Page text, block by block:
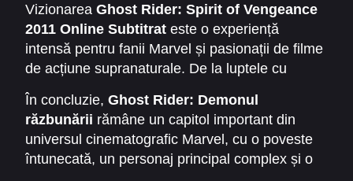
întunericului. Această complexitate transformă
filmul într-o poveste captivantă despre lupta
interioară și căutarea speranței.
Vizionarea Ghost Rider: Spirit of Vengeance
2011 Online Subtitrat este o experiență
intensă pentru fanii Marvel și pasionații de filme
de acțiune supranaturale. De la luptele cu
motocicleta fantomatică, filmul oferă un
spectacol vizual și emoțional unic.
În concluzie, Ghost Rider: Demonul
răzbunării rămâne un capitol important din
universul cinematografic Marvel, cu o poveste
întunecată, un personaj principal complex și o